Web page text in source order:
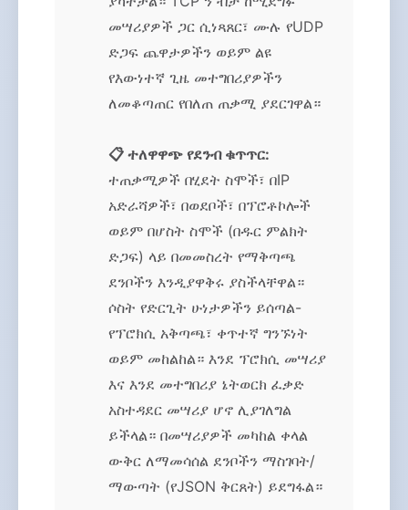
መሣሪያዎች ጋር ሲነጻጸር፣ ሙሉ የUDP
ድጋፍ ጨዋታዎችን ወይም ልዩ
የእውነተኛ ጊዜ መተግበሪያዎችን
ለመቆጣጠር የበለጠ ጠቃሚ ያደርገዋል።
📋 ተለዋዋጭ የደንብ ቁጥጥር:
ተጠቃሚዎች በሂደት ስሞች፣ በIP
አድራሻዎች፣ በወደቦች፣ በፕሮቶኮሎች
ወይም በሆስት ስሞች (በዱር ምልክት
ድጋፍ) ላይ በመመስረት የማቅጣጫ
ደንቦችን እንዲያዋቅሩ ያስችላቸዋል።
ሶስት የድርጊት ሁነታዎችን ይሰጣል-
የፕሮክሲ አቅጣጫ፣ ቀጥተኛ ግንኙነት
ወይም መከልከል። እንደ ፕሮክሲ መሣሪያ
እና እንደ መተግበሪያ ኔትወርክ ፈቃድ
አስተዳደር መሣሪያ ሆኖ ሊያገለግል
ይችላል። በመሣሪያዎች መካከል ቀላል
ውቅር ለማመሳሰል ደንቦችን ማስገባት/
ማውጣት (የJSON ቅርጸት) ይደግፋል።